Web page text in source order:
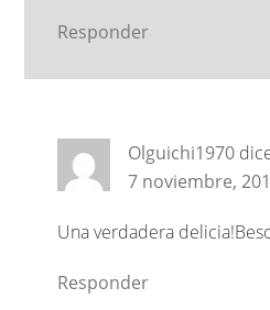
Responder
Olguichi1970
7 noviembre,
Una verdadera
Responder